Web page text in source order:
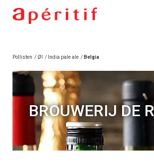
Pollisten / Øl / India pale ale / Belgia
BROUWERIJ DE